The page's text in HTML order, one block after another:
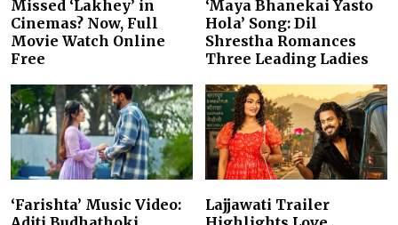
Missed ‘Lakhey’ in
Cinemas? Now, Full
Movie Watch Online
Free
‘Maya Bhanekai Yasto
Hola’ Song: Dil
Shrestha Romances
Three Leading Ladies
‘Farishta’ Music Video:
Lajjawati Trailer